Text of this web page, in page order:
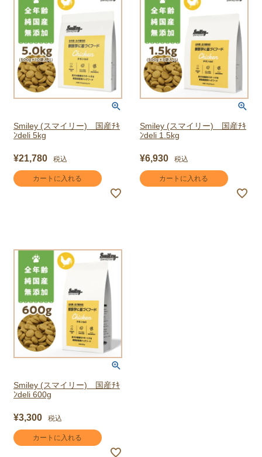
Smiley (スマイリー) 国産ﾁｷ
ﾝdeli 5kg
¥21,780 税込
カートに入れる
Smiley (スマイリー) 国産ﾁｷ
ﾝdeli 1.5kg
¥6,930 税込
カートに入れる
Smiley (スマイリー) 国産ﾁｷ
ﾝdeli 600g
¥3,300 税込
カートに入れる